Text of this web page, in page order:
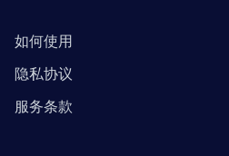
如何使用
隐私协议
服务条款